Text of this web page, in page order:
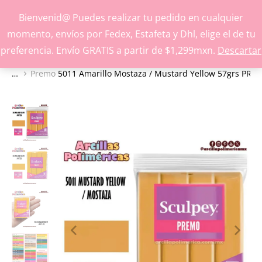
Bienvenid@ Puedes realizar tu pedido en cualquier
momento, envíos por Fedex, Estafeta y Dhl, elige el de tu
preferencia. Envío GRATIS a partir de $1,299mxn. Descartar
Estás aquí:
Premo 5011 Amarillo Mostaza / Mustard Yellow 57grs